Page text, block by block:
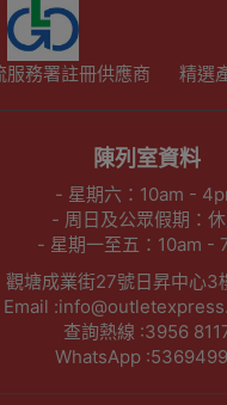
服務署註冊供應商 精選
陳列室資料
- 星期六：10am -
- 周日及公眾假期：
- 星期一至五：10am -
觀塘成業街27號日昇中心3
Email
查詢熱線 :3956
WhatsApp